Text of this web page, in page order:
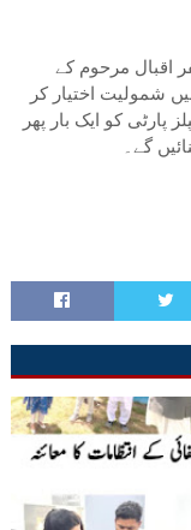
اقبال مرحوم کے
شمولیت اختیار کر
پارٹی کو ایک بار پھر
گے۔